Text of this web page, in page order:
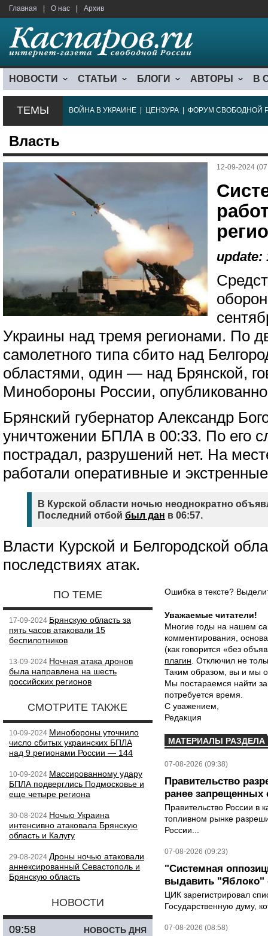
Главная О нас Архив
НОВОСТИ СТАТЬИ БЛОГИ АВТОРЫ В
ТЕМЫ ВОЙНА В УКРАИНЕ ЦЕНЗУРА ФОРУМ СВОБОДНОЙ
Власть
12-09-2024
update:
Украины над тремя регионами. По
самолетного типа сбито над
областями, один — над Брянской,
Минобороны России,
Брянский губернатор Александр
уничтожении БПЛА в 00:33. По его
пострадал, разрушений нет. На
работали оперативные и
В Курской области ночью неоднократно
Последний отбой был дан в 06:57.
Власти Курской и Белгородской
последствиях атак.
ПО ТЕМЕ
17-09-2024 Брянскую область за
пять часов атаковали 15
беспилотников
13-09-2024 Ночная атака дронов
была направлена на шесть
российских регионов
СМОТРИТЕ ТАКЖЕ
10-09-2024 Минобороны уточнило
число сбитых украинских БПЛА
над 9 регионами России — 144
10-09-2024 Массированному удару
БПЛА подверглись Подмосковье и
еще четыре региона
30-08-2024 Ночью Украина
интенсивно атаковала Брянскую
область и Калугу
29-08-2024 Дроны ночью атаковали
аннексированный Севастополь и
Брянскую область
НОВОСТИ
НОВОСТЬ ДНЯ
09:58
Ошибка в тексте?
Уважаемые читатели!
Многие годы на нашем
комментирования,
(как говорится «без
плагин . Отключил не
Таким образом, вы и мы
Мы постараемся найти
потребуется время.
С уважением,
Редакция
МАТЕРИАЛЫ РАЗДЕЛА
07-08-2026 (09:38)
Правительство
ранее запрещенных
Правительство России в
топливном рынке
России...
07-08-2026 (09:23)
"Системная
выдавить "Яблоко"
ЦИК зарегистрировал
Государственную думу,
07-08-2026 (08:58)